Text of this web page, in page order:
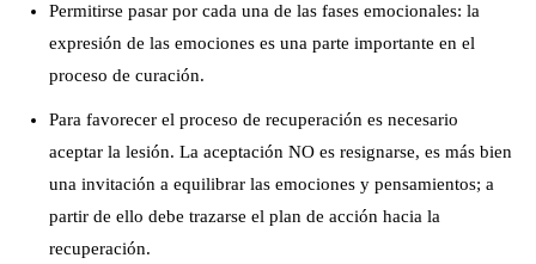
Permitirse pasar por cada una de las fases emocionales: la
expresión de las emociones es una parte importante en el
proceso de curación.
Para favorecer el proceso de recuperación es necesario
aceptar la lesión. La aceptación NO es resignarse, es más bien
una invitación a equilibrar las emociones y pensamientos; a
partir de ello debe trazarse el plan de acción hacia la
recuperación.